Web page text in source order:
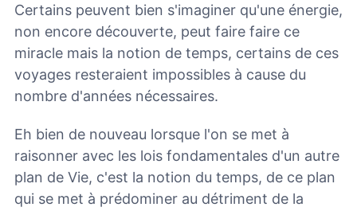
Certains peuvent bien s'imaginer qu'une énergie,
non encore découverte, peut faire faire ce
miracle mais la notion de temps, certains de ces
voyages resteraient impossibles à cause du
nombre d'années nécessaires.
Eh bien de nouveau lorsque l'on se met à
raisonner avec les lois fondamentales d'un autre
plan de Vie, c'est la notion du temps, de ce plan
qui se met à prédominer au détriment de la